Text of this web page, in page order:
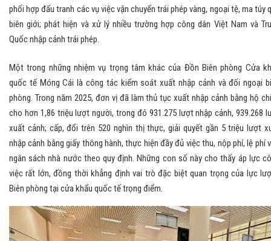
phối hợp đấu tranh các vụ việc vận chuyển trái phép vàng, ngoại tệ, ma túy
biên giới; phát hiện và xử lý nhiều trường hợp công dân Việt Nam và
Quốc nhập cảnh trái phép.
Một trong những nhiệm vụ trọng tâm khác của Đồn Biên phòng Cửa
quốc tế Móng Cái là công tác kiểm soát xuất nhập cảnh và đối ngoại
phòng. Trong năm 2025, đơn vị đã làm thủ tục xuất nhập cảnh bằng hộ
cho hơn 1,86 triệu lượt người, trong đó 931.275 lượt nhập cảnh, 939.268
xuất cảnh; cấp, đổi trên 520 nghìn thị thực, giải quyết gần 5 triệu lượt
nhập cảnh bằng giấy thông hành, thực hiện đầy đủ việc thu, nộp phí, lệ phí
ngân sách nhà nước theo quy định. Những con số này cho thấy áp lực
việc rất lớn, đồng thời khẳng định vai trò đặc biệt quan trọng của lực
Biên phòng tại cửa khẩu quốc tế trọng điểm.